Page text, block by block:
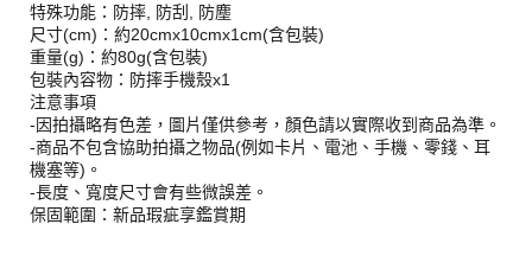
特殊功能：防摔, 防刮, 防塵
尺寸(cm)：約20cmx10cmx1cm(含包裝)
重量(g)：約80g(含包裝)
包裝內容物：防摔手機殼x1
注意事項
-因拍攝略有色差，圖片僅供參考，顏色請以實際收到商品為準。
-商品不包含協助拍攝之物品(例如卡片、電池、手機、零錢、耳
機塞等)。
-長度、寬度尺寸會有些微誤差。
保固範圍：新品瑕疵享鑑賞期